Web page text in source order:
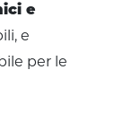
e
e
per le